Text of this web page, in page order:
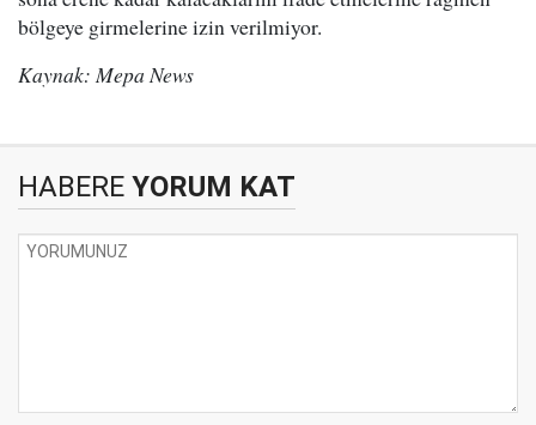
bölgeye girmelerine izin verilmiyor.
Kaynak: Mepa News
HABERE YORUM KAT